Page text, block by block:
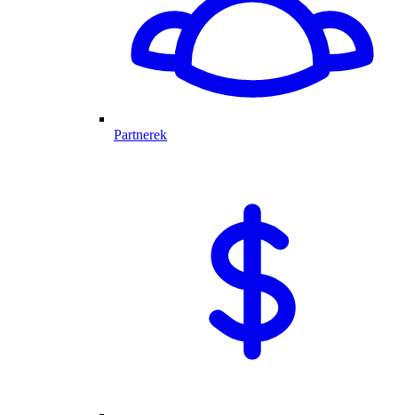
Partnerek